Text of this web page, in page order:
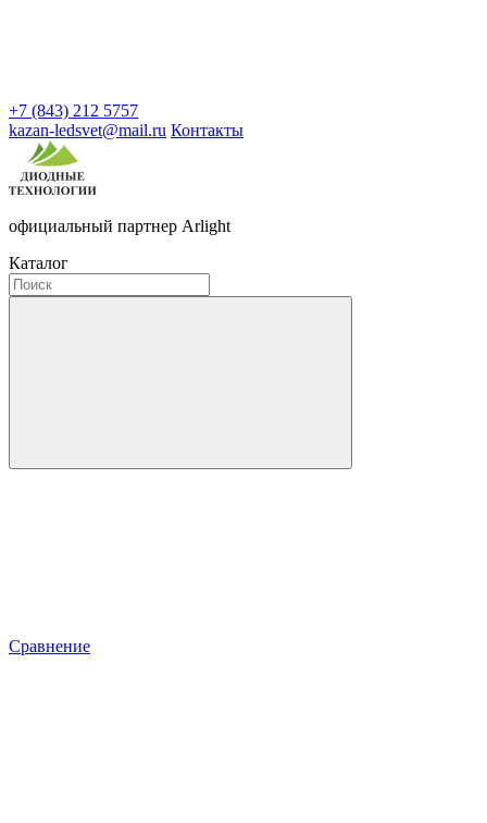
+7 (843) 212 5757
kazan-ledsvet@mail.ru Контакты
официальный партнер Arlight
Каталог
Сравнение